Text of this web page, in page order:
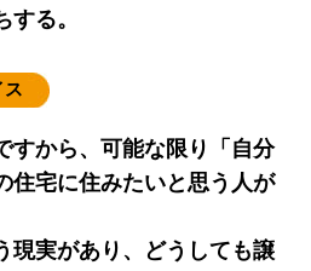
する。
ス
すから、可能な限り「自分
住宅に住みたいと思う人が
現実があり、どうしても譲